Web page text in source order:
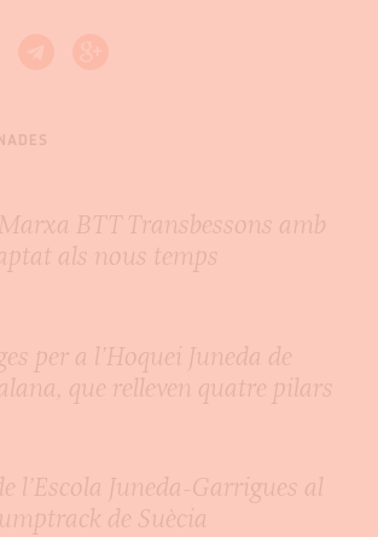
BTT Transbessons amb
als nous temps
per a l’Hoquei Juneda de
que relleven quatre pilars
l’Escola Juneda-Garrigues al
de Suècia